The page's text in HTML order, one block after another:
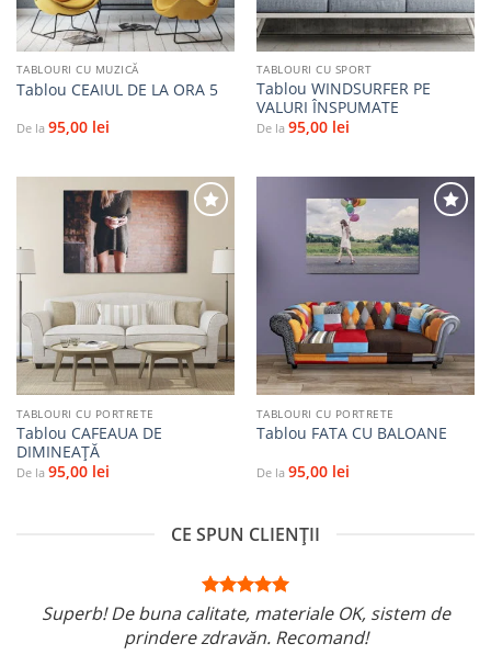
TABLOURI CU MUZICĂ
Tablou CEAIUL DE LA ORA 5
De la 95,00 lei
TABLOURI CU SPORT
Tablou WINDSURFER PE
VALURI ÎNSPUMATE
De la 95,00 lei
Adaugă
favorite
TABLOURI CU PORTRETE
Tablou CAFEAUA DE
DIMINEAŢĂ
De la 95,00 lei
Adaugă
favorite
TABLOURI CU PORTRETE
Tablou FATA CU BALOANE
De la 95,00 lei
CE SPUN CLIENȚII
Superb! De buna calitate, materiale OK, sistem de
prindere zdravăn. Recomand!